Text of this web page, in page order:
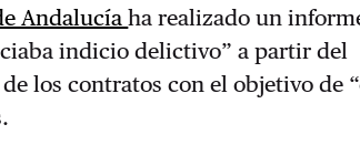
Andalucíaha realizado un
indicio delictivo” a partir del
los contratos con el objetivo de